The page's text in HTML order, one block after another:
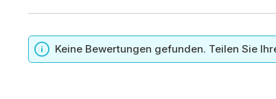
Keine Bewertungen gefunden. Teilen Sie